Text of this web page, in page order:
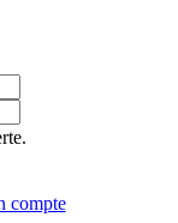
compte